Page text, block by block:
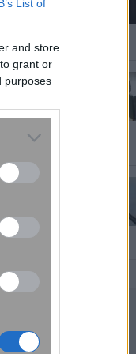
List of
and store
grant or
purposes
5 ώρες πριν